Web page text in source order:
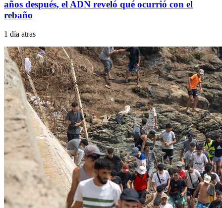
años después, el ADN reveló qué ocurrió con el
rebaño
1 día atras